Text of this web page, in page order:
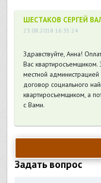
ШЕСТАКОВ СЕРГЕЙ
23.08.2018 16:35:24
Здравствуйте, Анна!
Вас квартиросъемщиком.
местной администрацией
договор социального
квартиросъемщиком, а
с Вами.
Задать вопрос